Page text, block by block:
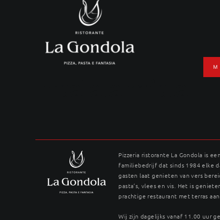
Pizzeria ristorante La Gondola is
familiebedrijf dat sinds 1984 elke
gasten laat genieten van vers
pasta’s, vlees en vis. Het is
prachtige restaurant met terras
Wij zijn dagelijks vanaf 11.00 uur